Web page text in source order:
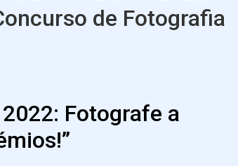
de Fotografia
Fotografe a
”